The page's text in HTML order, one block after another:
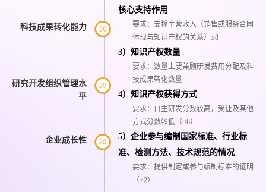
科技成果转化能力
研究开发组织管理水
平
企业成长性
核心支持作用
要求：支撑主营收入（销售或服务合同
体现与知识产权的关系）≤8
3）知识产权数量
要求：数量上要兼顾研发费用分配及科
技成果转化数量
4）知识产权获得方式
要求：自主研发分数较高，受让及其他
方式分数较低（≤6）
5）企业参与编制国家标准、行业标
准、检测方法、技术规范的情况
要求：提供制定或参与编制标准的证明
（≤2）